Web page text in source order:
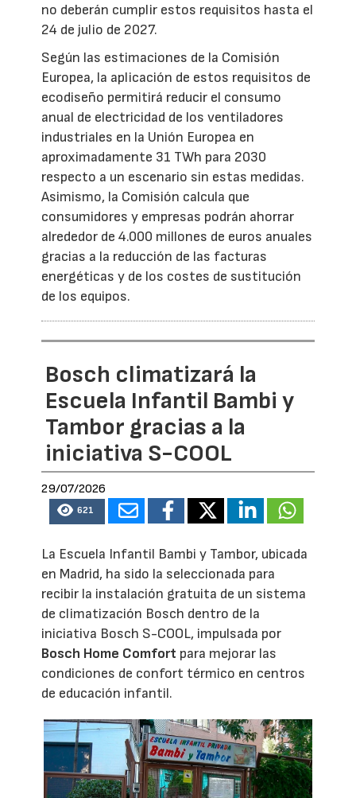
no deberán cumplir estos requisitos hasta el
24 de julio de 2027.
Según las estimaciones de la Comisión
Europea, la aplicación de estos requisitos de
ecodiseño permitirá reducir el consumo
anual de electricidad de los ventiladores
industriales en la Unión Europea en
aproximadamente 31 TWh para 2030
respecto a un escenario sin estas medidas.
Asimismo, la Comisión calcula que
consumidores y empresas podrán ahorrar
alrededor de 4.000 millones de euros anuales
gracias a la reducción de las facturas
energéticas y de los costes de sustitución
de los equipos.
Bosch climatizará la
Escuela Infantil Bambi y
Tambor gracias a la
iniciativa S-COOL
29/07/2026
621
La Escuela Infantil Bambi y Tambor, ubicada
en Madrid, ha sido la seleccionada para
recibir la instalación gratuita de un sistema
de climatización Bosch dentro de la
iniciativa Bosch S-COOL, impulsada por
Bosch Home Comfort para mejorar las
condiciones de confort térmico en centros
de educación infantil.